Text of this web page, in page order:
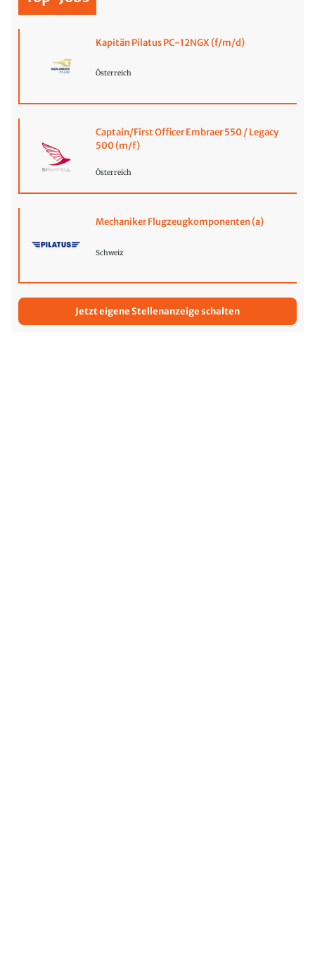
Kapitän Pilatus PC-12NGX (f/m/d)
Österreich
Captain/First Officer Embraer 550 / Legacy
500 (m/f)
Österreich
Mechaniker Flugzeugkomponenten (a)
Schweiz
Jetzt eigene Stellenanzeige schalten